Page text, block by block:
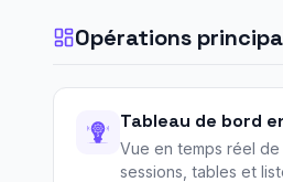
Opérations
Tableau de bord
Vue en temps réel
sessions, tables et